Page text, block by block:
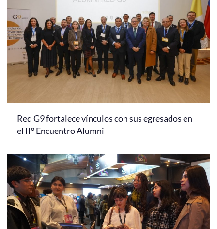
Red G9 fortalece vínculos con sus egresados en
el II° Encuentro Alumni